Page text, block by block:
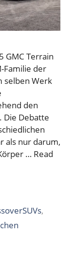
GMC Terrain
Familie der
selben Werk
den
Die Debatte
als nur darum,
… Read
,